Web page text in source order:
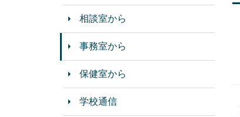
相談室から
事務室から
保健室から
学校通信